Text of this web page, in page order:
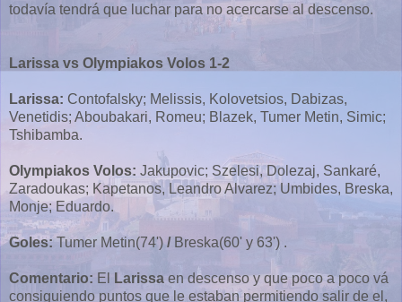
todavía tendrá que luchar para no acercarse al descenso.
Larissa vs Olympiakos Volos 1-2
Larissa: Contofalsky; Melissis, Kolovetsios, Dabizas,
Venetidis; Aboubakari, Romeu; Blazek, Tumer Metin, Simic;
Tshibamba.
Olympiakos Volos: Jakupovic; Szelesi, Dolezaj, Sankaré,
Zaradoukas; Kapetanos, Leandro Alvarez; Umbides, Breska,
Monje; Eduardo.
Goles:Tumer Metin(74')/Breska(60' y 63') .
Comentario: El Larissaen descenso y que poco a poco vá
consiguiendo puntos que le estaban permitiendo salir de el,